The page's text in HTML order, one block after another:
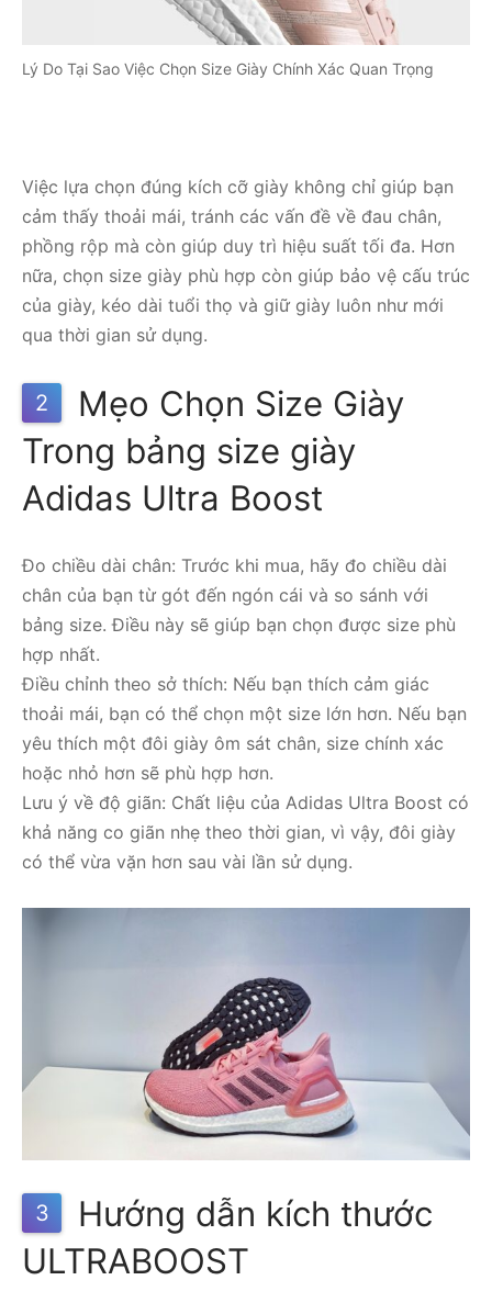
Lý Do Tại Sao Việc Chọn Size Giày Chính Xác Quan Trọng
Việc lựa chọn đúng kích cỡ giày không chỉ giúp bạn
cảm thấy thoải mái, tránh các vấn đề về đau chân,
phồng rộp mà còn giúp duy trì hiệu suất tối đa. Hơn
nữa, chọn size giày phù hợp còn giúp bảo vệ cấu trúc
của giày, kéo dài tuổi thọ và giữ giày luôn như mới
qua thời gian sử dụng.
2
Mẹo Chọn Size Giày
Trong bảng size giày
Adidas Ultra Boost
Đo chiều dài chân: Trước khi mua, hãy đo chiều dài
chân của bạn từ gót đến ngón cái và so sánh với
bảng size. Điều này sẽ giúp bạn chọn được size phù
hợp nhất.
Điều chỉnh theo sở thích: Nếu bạn thích cảm giác
thoải mái, bạn có thể chọn một size lớn hơn. Nếu bạn
yêu thích một đôi giày ôm sát chân, size chính xác
hoặc nhỏ hơn sẽ phù hợp hơn.
Lưu ý về độ giãn: Chất liệu của Adidas Ultra Boost có
khả năng co giãn nhẹ theo thời gian, vì vậy, đôi giày
có thể vừa vặn hơn sau vài lần sử dụng.
3
Hướng dẫn kích thước
ULTRABOOST